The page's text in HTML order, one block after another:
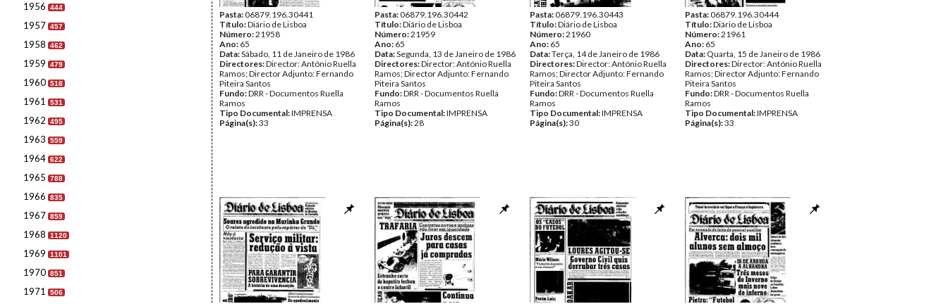
1956 444
1957 457
1958 462
1959 479
1960 518
1961 531
1962 495
1963 559
1964 622
1965 788
1966 835
1967 859
1968 1120
1969 1101
1970 851
1971 506
Pasta:06879.196.30441
Título:Diário de Lisboa
Número:21958
Ano: 65
Data:Sábado, 11 de Janeiro de 1986
Directores:Director: António Ruella
Ramos; Director Adjunto: Fernando
Piteira Santos
Fundo:DRR - Documentos Ruella
Ramos
Tipo Documental:IMPRENSA
Página(s):33
Pasta:06879.196.30442
Título:Diário de Lisboa
Número:21959
Ano: 65
Data:Segunda, 13 de Janeiro de 1986
Directores:Director: António Ruella
Ramos; Director Adjunto: Fernando
Piteira Santos
Fundo:DRR - Documentos Ruella
Ramos
Tipo Documental:IMPRENSA
Página(s):28
Pasta:06879.196.30443
Título:Diário de Lisboa
Número:21960
Ano: 65
Data:Terça, 14 de Janeiro de 1986
Directores:Director: António Ruella
Ramos; Director Adjunto: Fernando
Piteira Santos
Fundo:DRR - Documentos Ruella
Ramos
Tipo Documental:IMPRENSA
Página(s):30
Pasta:06879.196.30444
Título:Diário de Lisboa
Número:21961
Ano: 65
Data: Quarta, 15 de Janeiro de 1986
Directores:Director: António Ruella
Ramos; Director Adjunto: Fernando
Piteira Santos
Fundo:DRR - Documentos Ruella
Ramos
Tipo Documental:IMPRENSA
Página(s):33